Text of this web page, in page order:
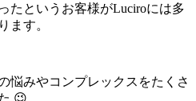
たというお客様がLuciroには多
ます。
悩みやコンプレックスをたくさ
😉